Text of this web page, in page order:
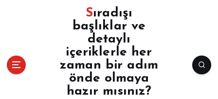
Sıradışı
başlıklar ve
detaylı
içeriklerle her
zaman bir adım
önde olmaya
hazır mısınız?